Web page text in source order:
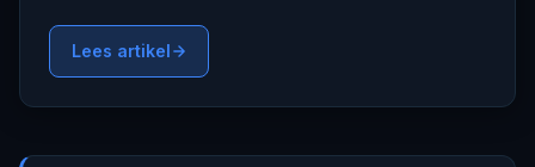
Lees artikel